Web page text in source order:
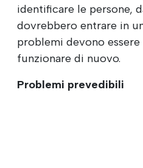
identificare le persone,
dovrebbero entrare in
problemi devono
funzionare di nuovo.
Problemi prevedibili